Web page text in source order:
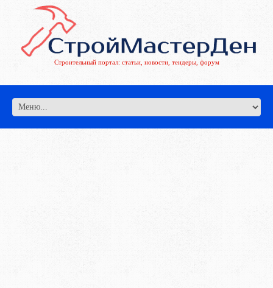
Строительный портал: статьи, новости, тендеры, форум